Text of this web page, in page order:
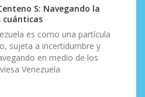
S: Navegando la
cuánticas
es como una partícula
sujeta a incertidumbre y
en medio de los
Venezuela